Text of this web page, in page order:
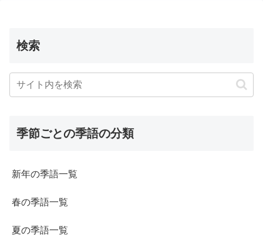
検索
季節ごとの季語の分類
新年の季語一覧
春の季語一覧
夏の季語一覧